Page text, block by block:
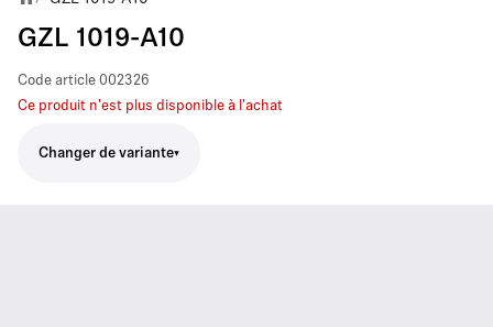
GZL 1019-A10
Code article 002326
Ce produit n'est plus disponible à l'achat
Changer de variante